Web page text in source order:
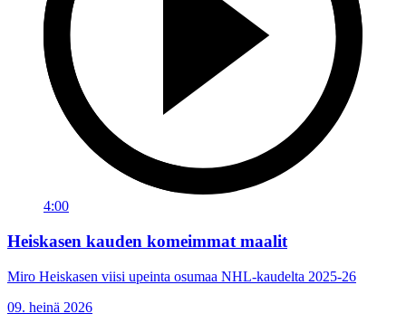
4:00
Heiskasen kauden komeimmat maalit
Miro Heiskasen viisi upeinta osumaa NHL-kaudelta 2025-26
09. heinä 2026